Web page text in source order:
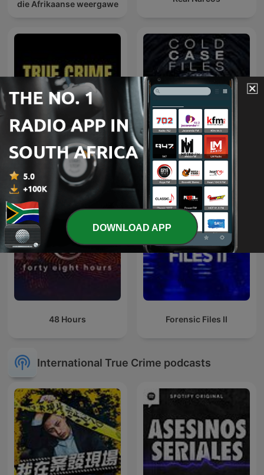
die Afrikaanse weergawe
True Crime Case Files Cold Case Files
48 Hours Forensic Files II
International True Crime podcasts
DOWNLOAD APP